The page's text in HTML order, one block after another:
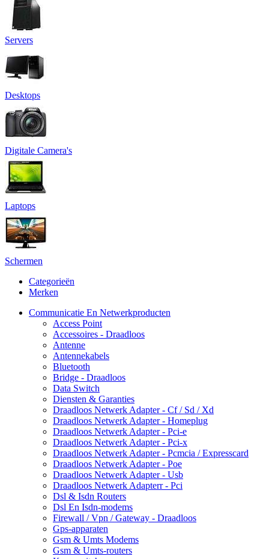
Servers
Desktops
Digitale Camera's
Laptops
Schermen
Categorieën
Merken
Communicatie En Netwerkproducten
Access Point
Accessoires - Draadloos
Antenne
Antennekabels
Bluetooth
Bridge - Draadloos
Data Switch
Diensten & Garanties
Draadloos Netwerk Adapter - Cf / Sd / Xd
Draadloos Netwerk Adapter - Homeplug
Draadloos Netwerk Adapter - Pci-e
Draadloos Netwerk Adapter - Pci-x
Draadloos Netwerk Adapter - Pcmcia / Expresscard
Draadloos Netwerk Adapter - Poe
Draadloos Netwerk Adapter - Usb
Draadloos Netwerk Adapterr - Pci
Dsl & Isdn Routers
Dsl En Isdn-modems
Firewall / Vpn / Gateway - Draadloos
Gps-apparaten
Gsm & Umts Modems
Gsm & Umts-routers